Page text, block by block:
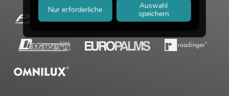
Nur erforderliche
Auswahl
speichern